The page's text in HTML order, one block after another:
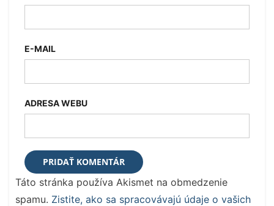
E-MAIL
ADRESA WEBU
Táto stránka používa Akismet na obmedzenie
spamu. Zistite, ako sa spracovávajú údaje o vašich